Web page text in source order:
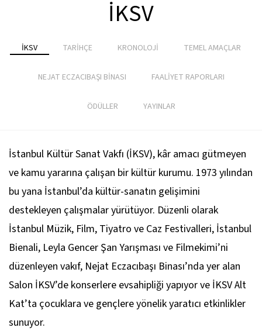
İKSV
İKSV TARİHÇE KRONOLOJİ TEMEL AMAÇLAR
NEJAT ECZACIBAŞI BİNASI FAALİYET RAPORLARI
ÖDÜLLER YAYINLAR
İstanbul Kültür Sanat Vakfı (İKSV), kâr amacı gütmeyen
ve kamu yararına çalışan bir kültür kurumu. 1973 yılından
bu yana İstanbul’da kültür-sanatın gelişimini
destekleyen çalışmalar yürütüyor. Düzenli olarak
İstanbul Müzik, Film, Tiyatro ve Caz Festivalleri, İstanbul
Bienali, Leyla Gencer Şan Yarışması ve Filmekimi’ni
düzenleyen vakıf, Nejat Eczacıbaşı Binası’nda yer alan
Salon İKSV’de konserlere evsahipliği yapıyor ve İKSV Alt
Kat’ta çocuklara ve gençlere yönelik yaratıcı etkinlikler
sunuyor.